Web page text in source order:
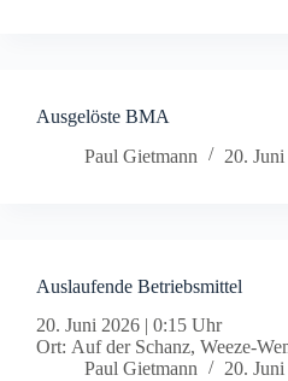
Ausgelöste BMA
Paul Gietmann
20.
Auslaufende Betriebsmittel
20. Juni 2026 | 0:15 Uhr
Ort: Auf der Schanz, Weeze-
Paul Gietmann
20.